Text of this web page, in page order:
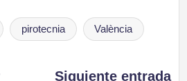
pirotecnia València
Siguiente entrada